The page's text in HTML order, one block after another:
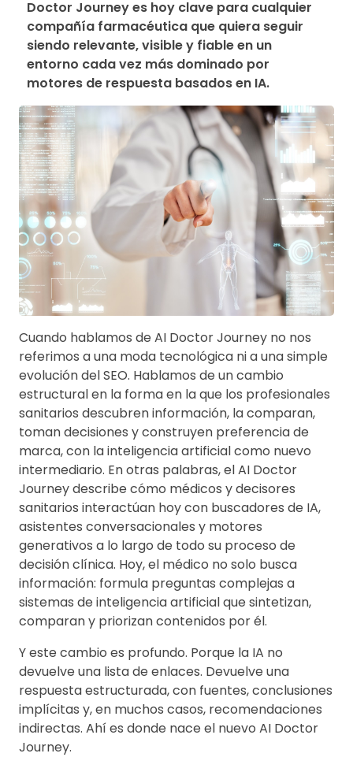
Doctor Journey es hoy clave para cualquier
compañía farmacéutica que quiera seguir
siendo relevante, visible y fiable en un
entorno cada vez más dominado por
motores de respuesta basados en IA.
Cuando hablamos de AI Doctor Journey no nos
referimos a una moda tecnológica ni a una simple
evolución del SEO. Hablamos de un cambio
estructural en la forma en la que los profesionales
sanitarios descubren información, la comparan,
toman decisiones y construyen preferencia de
marca, con la inteligencia artificial como nuevo
intermediario. En otras palabras, el AI Doctor
Journey describe cómo médicos y decisores
sanitarios interactúan hoy con buscadores de IA,
asistentes conversacionales y motores
generativos a lo largo de todo su proceso de
decisión clínica. Hoy, el médico no solo busca
información: formula preguntas complejas a
sistemas de inteligencia artificial que sintetizan,
comparan y priorizan contenidos por él.
Y este cambio es profundo. Porque la IA no
devuelve una lista de enlaces. Devuelve una
respuesta estructurada, con fuentes, conclusiones
implícitas y, en muchos casos, recomendaciones
indirectas. Ahí es donde nace el nuevo AI Doctor
Journey.